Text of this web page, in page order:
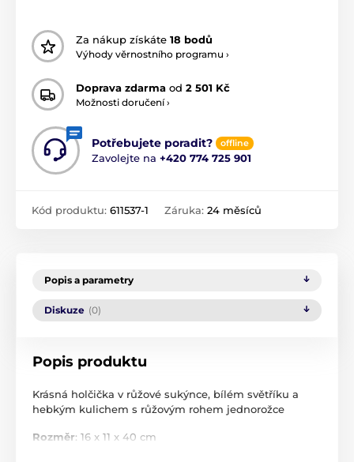
Za nákup získáte 18 bodů
Výhody věrnostního programu ›
Doprava zdarma od 2 501 Kč
Možnosti doručení ›
Potřebujete poradit? offline
Zavolejte na +420 774 725 901
Kód produktu: 611537-1 Záruka: 24 měsíců
Popis a parametry
Diskuze (0)
Popis produktu
Krásná holčička v růžové sukýnce, bílém světříku a
hebkým kulichem s růžovým rohem jednorožce
Rozměr: 16 x 11 x 40 cm